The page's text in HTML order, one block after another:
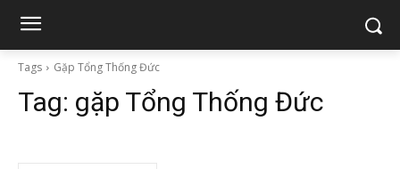
Tags Gặp Tổng Thống Đức
Tag: gặp Tổng Thống Đức